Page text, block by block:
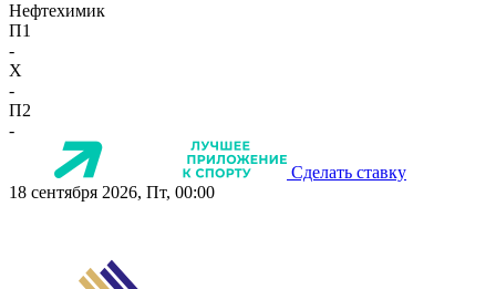
Нефтехимик
П1
-
X
-
П2
-
Сделать ставку
18 сентября 2026, Пт, 00:00